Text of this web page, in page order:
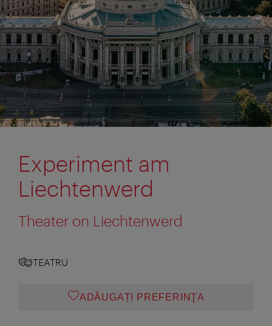
Experiment am
Liechtenwerd
Theater on Liechtenwerd
TEATRU
ADĂUGAȚI PREFERINŢA